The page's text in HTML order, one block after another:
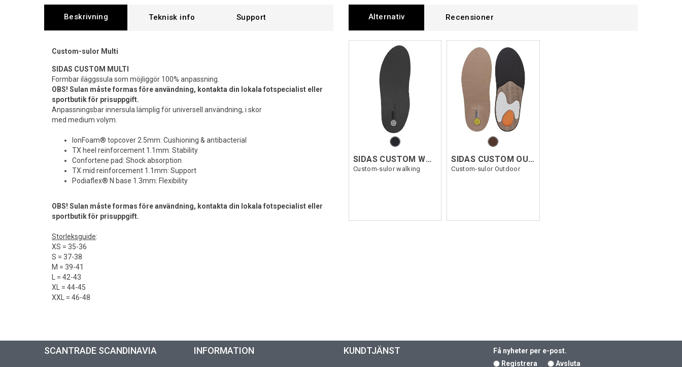
Beskrivning Support
Custom-sulor Multi
SIDAS CUSTOM MULTI
Formbar iläggssula som möjliggör 100% anpassning.
OBS! Sulan måste formas före användning, kontakta din lokala fotspecialist eller
sportbutik för prisuppgift.
Anpassningsbar innersula lämplig för universell användning, i skor
med medium volym.
IonFoam® topcover 2.5mm: Cushioning & antibacterial
TX heel reinforcement 1.1mm: Stability
Confortene pad: Shock absorption
TX mid reinforcement 1.1mm: Support
Podiaflex® N base 1.3mm: Flexibility
OBS! Sulan måste formas före användning, kontakta din lokala fotspecialist eller
sportbutik för prisuppgift.
Storleksguide:
XS = 35-36
S = 37-38
M = 39-41
L = 42-43
XL = 44-45
XXL = 46-48
Alternativ Recensioner
SIDAS CUSTOM WALK
Custom-sulor walking
SIDAS CUSTOM OUTDOOR
Custom-sulor Outdoor
SCANTRADE SCANDINAVIA INFORMATION KUNDTJÄNST
Få nyheter per e-post.
Registrera
Avsluta